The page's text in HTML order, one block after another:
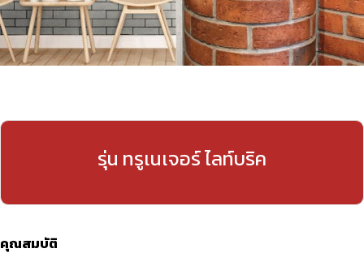
รุ่น ทรูเนเจอร์ ไลท์บริค
คุณสมบัติ